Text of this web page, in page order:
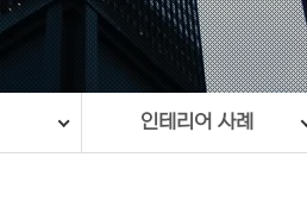
인테리어 사례